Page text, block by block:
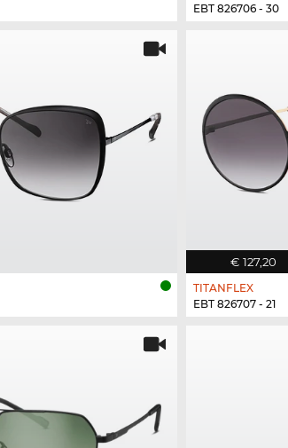
EBT 826706 - 30
€ 127,20
TITANFLEX
EBT 826707 - 21